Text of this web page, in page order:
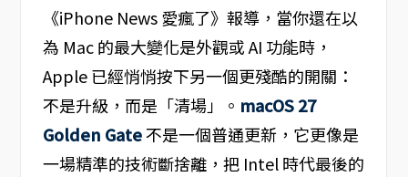
《iPhone News 愛瘋了》報導，當你還在以
為 Mac 的最大變化是外觀或 AI 功能時，
Apple 已經悄悄按下另一個更殘酷的開關：
不是升級，而是「清場」。 macOS 27
Golden Gate不是一個普通更新，它更像是
一場精準的技術斷捨離，把 Intel 時代最後的